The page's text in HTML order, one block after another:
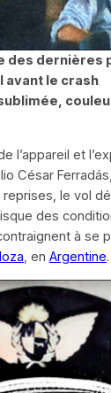
des dernières
avant le crash
l’appareil et
César
le vol
des
à se
, en Argentine.